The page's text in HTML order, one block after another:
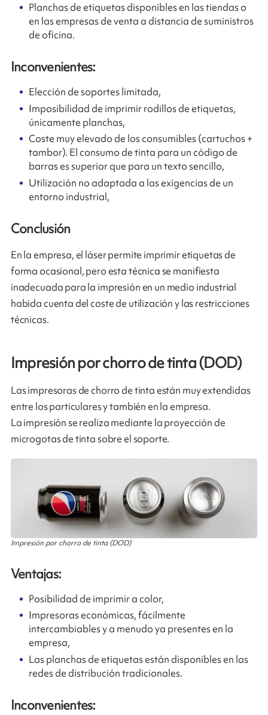
Planchas de etiquetas disponibles en las tiendas o
en las empresas de venta a distancia de suministros
de oficina.
Inconvenientes:
Elección de soportes limitada,
Imposibilidad de imprimir rodillos de etiquetas,
únicamente planchas,
Coste muy elevado de los consumibles (cartuchos +
tambor). El consumo de tinta para un código de
barras es superior que para un texto sencillo,
Utilización no adaptada a las exigencias de un
entorno industrial,
Conclusión
En la empresa, el láser permite imprimir etiquetas de
forma ocasional, pero esta técnica se manifiesta
inadecuada para la impresión en un medio industrial
habida cuenta del coste de utilización y las restricciones
técnicas.
Impresión por chorro de tinta (DOD)
Las impresoras de chorro de tinta están muy extendidas
entre los particulares y también en la empresa.
La impresión se realiza mediante la proyección de
microgotas de tinta sobre el soporte.
Impresión por chorro de tinta (DOD)
Ventajas:
Posibilidad de imprimir a color,
Impresoras económicas, fácilmente
intercambiables y a menudo ya presentes en la
empresa,
Las planchas de etiquetas están disponibles en las
redes de distribución tradicionales.
Inconvenientes: